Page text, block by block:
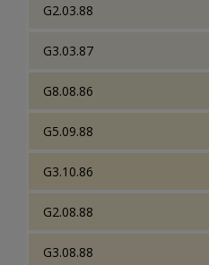
G2.03.88
G3.03.87
G8.08.86
G5.09.88
G3.10.86
G2.08.88
G3.08.88